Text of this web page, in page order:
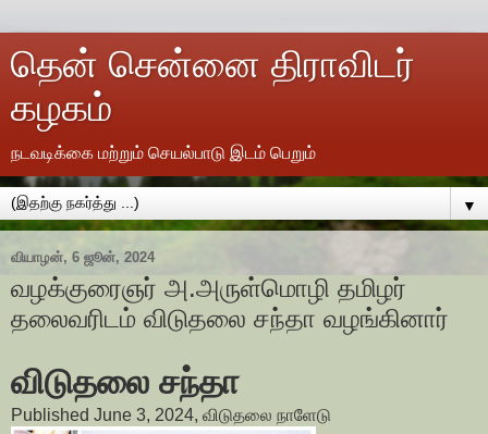
தென் சென்னை திராவிடர்
கழகம்
நடவடிக்கை மற்றும் செயல்பாடு இடம் பெறும்
▼
வியாழன், 6 ஜூன், 2024
வழக்குரைஞர் அ.அருள்மொழி தமிழர்
தலைவரிடம் விடுதலை சந்தா வழங்கினார்
விடுதலை சந்தா
Published June 3, 2024, விடுதலை நாளேடு